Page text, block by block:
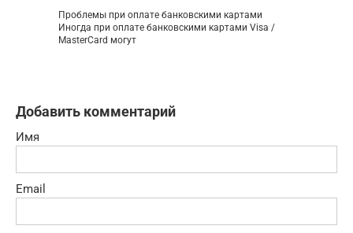
Проблемы при оплате банковскими картами
Иногда при оплате банковскими картами Visa /
MasterCard могут
Добавить комментарий
Имя
Email